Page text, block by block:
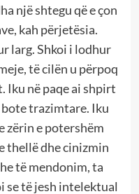
një shtegu që e çon
kah përjetësia.
larg. Shkoi i lodhur
të cilën u përpoq
Iku në paqe ai shpirt
trazimtare. Iku
zërin e potershëm
thellë dhe cinizmin
të mendonim, ta
se të jesh intelektual